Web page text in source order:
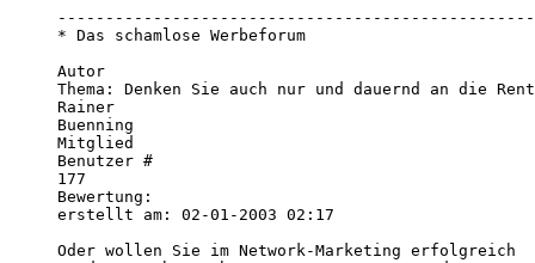
* Das schamlose Werbeforum
Autor
Thema: Denken Sie auch nur und dauernd an die
Rainer
Buenning
Mitglied
Benutzer #
177
Bewertung:
erstellt am: 02-01-2003 02:17
Oder wollen Sie im Network-Marketing erfolgreich